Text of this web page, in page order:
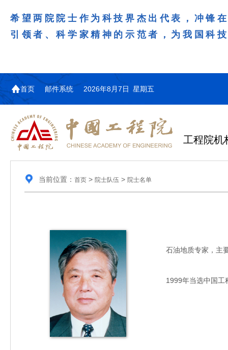
希望两院院士作为科技界杰出代表，冲锋
引领者、科学家精神的示范者，为我国科
首页 邮件系统 2026年8月7日 星期五
工程院机
当前位置： 首页> 院士队伍 > 院士名单
石油地质专家，主要
1999年当选中国工